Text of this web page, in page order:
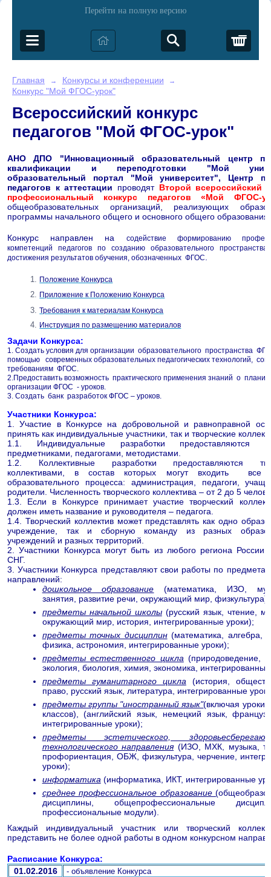
Перейти на полную версию
Главная → Конкурсы и конференции →
Конкурс "Мой ФГОС-урок"
Всероссийский конкурс
педагогов "Мой ФГОС-урок"
АНО ДПО "Инновационный образовательный центр
квалификации и переподготовки "Мой
образовательный портал "Мой университет", Центр
педагогов к аттестации проводят Второй всероссийский
профессиональный
конкурс педагогов«Мой ФГОС-
общеобразовательных организаций, реализующих
программы начального общего и основного общего образования
Конкурс направлен на содействие формированию
компетенций педагогов по созданию образовательного
достижения результатов обучения, обозначенных ФГОС
Положение Конкурса
Приложение к Положению Конкурса
Требования к материалам Конкурса
Инструкция по размещению материалов
Задачи Конкурса:
1. Создать условия для организации образовательного пространства
помощью современных образовательных педагогических технологий,
требованиям ФГОС.
2.Предоставить возможность практического применения знаний о
организации ФГОС - уроков.
3. Создать банк разработок ФГОС – уроков.
Участники Конкурса:
1. Участие в Конкурсе на добровольной и равноправной
принять как индивидуальные участники, так и творческие
1.1. Индивидуальные разработки предоставляются
предметниками, педагогами, методистами.
1.2. Коллективные разработки предоставляются
коллективами, в состав которых могут входить все
образовательного процесса: администрация, педагоги,
родители. Численность творческого коллектива – от 2 до 5
1.3. Если в Конкурсе принимает участие творческий
должен иметь название и руководителя – педагога.
1.4. Творческий коллектив может представлять как одно
учреждение, так и сборную команду из разных
учреждений и разных территорий.
2. Участники Конкурса могут быть из любого региона России
СНГ.
3. Участники Конкурса представляют свои работы по
направлений:
дошкольное образование (математика, ИЗО,
занятия, развитие речи, окружающий мир, физкультура);
предметы начальной школы(русский язык, чтение,
окружающий мир, история, интегрированные уроки);
предметы точных дисциплин(математика, алгебра,
физика, астрономия, интегрированные уроки);
предметы естественного цикла(природоведение,
экология, биология, химия, экономика,
предметы гуманитарного цикла(история,
право, русский язык, литература, интегрированные
предметы группы "иностранный язык"(включая уроки
классов), (английский язык, немецкий язык,
интегрированные уроки);
предметы эстетического,
технологического направления(ИЗО, МХК, музыка,
профориентация, ОБЖ, физкультура, черчение,
уроки);
информатика(информатика, ИКТ, интегрированные
среднее профессиональное образование (
дисциплины, общепрофессиональные
профессиональные модули).
Каждый индивидуальный участник или творческий
представить не более одной работы в одном конкурсном
Расписание Конкурса:
01.02.2016
- объявление Конкурса